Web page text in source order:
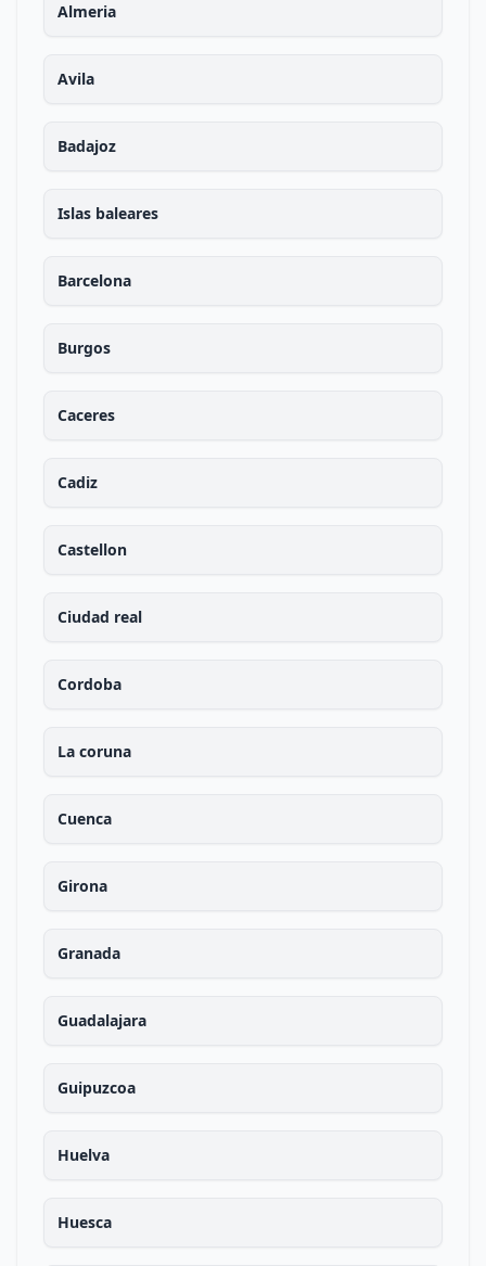
Almeria
Avila
Badajoz
Islas baleares
Barcelona
Burgos
Caceres
Cadiz
Castellon
Ciudad real
Cordoba
La coruna
Cuenca
Girona
Granada
Guadalajara
Guipuzcoa
Huelva
Huesca